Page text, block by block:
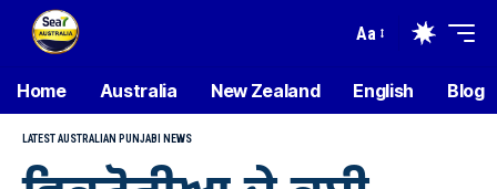
Aa
Home Australia New Zealand English Blog
LATEST AUSTRALIAN PUNJABI NEWS